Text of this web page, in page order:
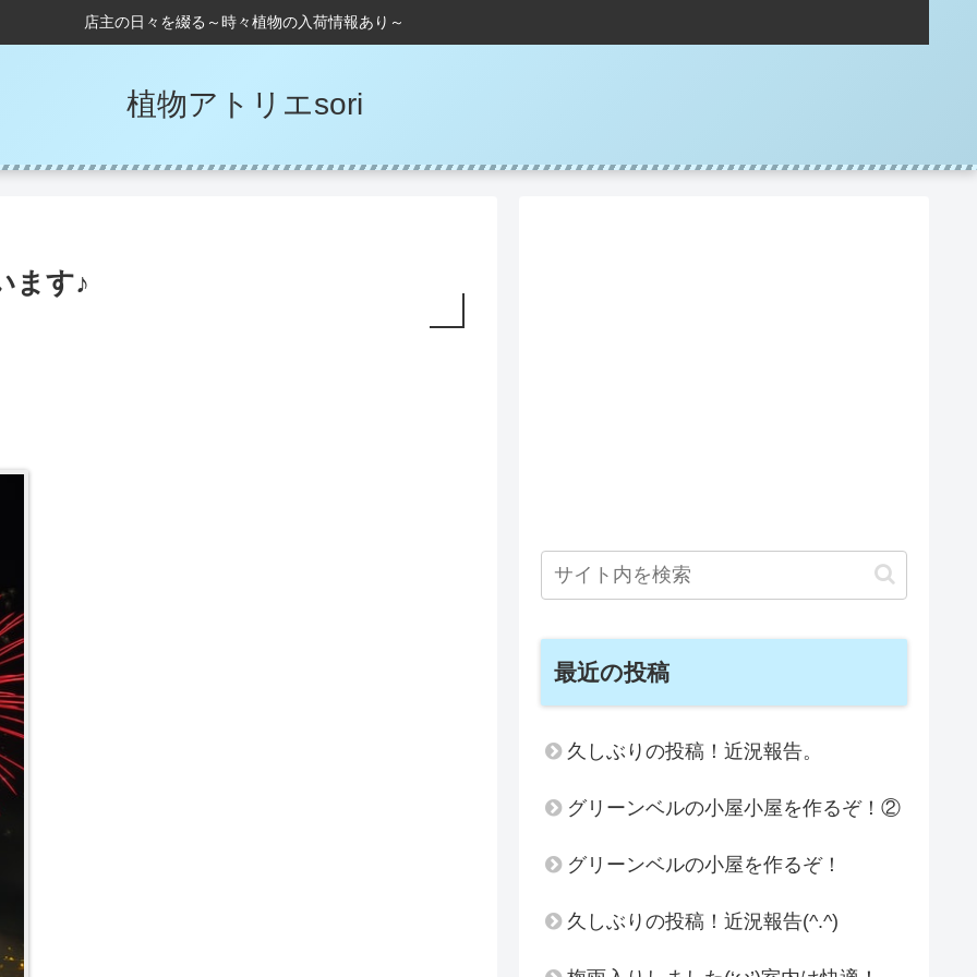
店主の日々を綴る～時々植物の入荷情報あり～
植物アトリエsori
ます♪
最近の投稿
久しぶりの投稿！近況報告。
グリーンベルの小屋小屋を作るぞ！②
グリーンベルの小屋を作るぞ！
久しぶりの投稿！近況報告(^.^)